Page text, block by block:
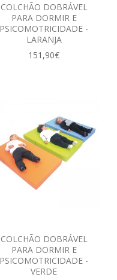
COLCHÃO DOBRÁVEL
PARA DORMIR E
PSICOMOTRICIDADE -
LARANJA
151,90€
COLCHÃO DOBRÁVEL
PARA DORMIR E
PSICOMOTRICIDADE -
VERDE